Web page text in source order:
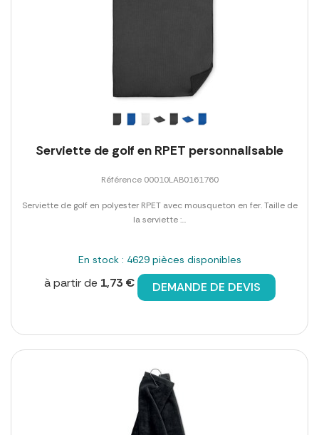
Serviette de golf en RPET personnalisable
Référence 00010LAB0161760
Serviette de golf en polyester RPET avec mousqueton en fer. Taille de
la serviette :...
En stock : 4629 pièces disponibles
à partir de 1,73 € DEMANDE DE DEVIS